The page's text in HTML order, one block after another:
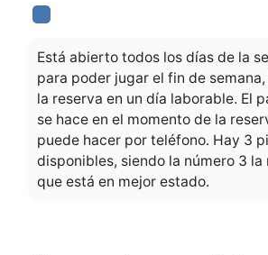
Está abierto todos los días de la
para poder jugar el fin de
la reserva en un día laborable. El
se hace en el momento de la
puede hacer por teléfono. Hay 3
disponibles, siendo la número 3 la
que está en mejor estado.